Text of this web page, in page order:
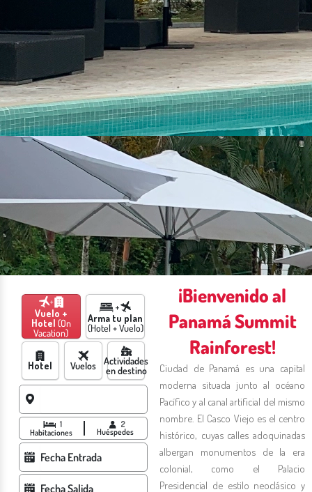
Vuelo +
Hotel (On
Vacation)
Arma tu plan
(Hotel + Vuelo)
Hotel Vuelos
Actividades
en destino
1
Habitaciones
2
Huéspedes
¡Bienvenido al
Panamá Summit
Rainforest!
Ciudad de Panamá es una capital
moderna situada junto al océano
Pacífico y al canal artificial del mismo
nombre. El Casco Viejo es el centro
histórico, cuyas calles adoquinadas
albergan monumentos de la era
colonial, como el Palacio
Presidencial de estilo neoclásico y